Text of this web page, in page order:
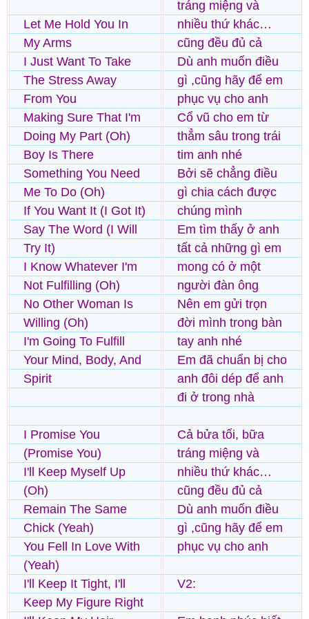
Let Me Hold You In
My Arms
I Just Want To Take
The Stress Away
From You
Making Sure That I'm
Doing My Part (Oh)
Boy Is There
Something You Need
Me To Do (Oh)
If You Want It (I Got It)
Say The Word (I Will
Try It)
I Know Whatever I'm
Not Fulfilling (Oh)
No Other Woman Is
Willing (Oh)
I'm Going To Fulfill
Your Mind, Body, And
Spirit
I Promise You
(Promise You)
I'll Keep Myself Up
(Oh)
Remain The Same
Chick (Yeah)
You Fell In Love With
(Yeah)
I'll Keep It Tight, I'll
Keep My Figure Right
tráng miệng và
nhiều thứ khác…
cũng đều đủ cả
Dù anh muốn điều
gì ,cũng hãy để em
phục vụ cho anh
Cổ vũ cho em từ
thẳm sâu trong trái
tim anh nhé
Bởi sẽ chẳng điều
gì chia cách được
chúng mình
Em tìm thấy ở anh
tất cả những gì em
mong có ở một
người đàn ông
Nên em gửi trọn
đời mình trong bàn
tay anh nhé
Em đã chuẩn bị cho
anh đôi dép để anh
đi ở trong nhà
Cả bửa tối, bữa
tráng miệng và
nhiều thứ khác…
cũng đều đủ cả
Dù anh muốn điều
gì ,cũng hãy để em
phục vụ cho anh
V2: